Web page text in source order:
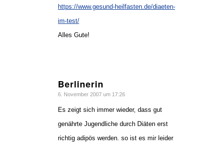
https://www.gesund-heilfasten.de/diaeten-
im-test/
Alles Gute!
Berlinerin
sagte:
6. November 2007 um 17:26
Es zeigt sich immer wieder, dass gut
genährte Jugendliche durch Diäten erst
richtig adipös werden. so ist es mir leider